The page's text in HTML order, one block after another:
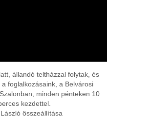
állandó teltházzal folytak, és
a foglalkozásaink, a Belvárosi
minden pénteken 10
kezdettel.
összeállítása